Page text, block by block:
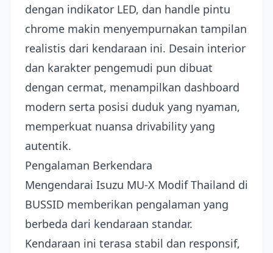
dengan indikator LED, dan handle pintu
chrome makin menyempurnakan tampilan
realistis dari kendaraan ini. Desain interior
dan karakter pengemudi pun dibuat
dengan cermat, menampilkan dashboard
modern serta posisi duduk yang nyaman,
memperkuat nuansa drivability yang
autentik.
Pengalaman Berkendara
Mengendarai Isuzu MU-X Modif Thailand di
BUSSID memberikan pengalaman yang
berbeda dari kendaraan standar.
Kendaraan ini terasa stabil dan responsif,